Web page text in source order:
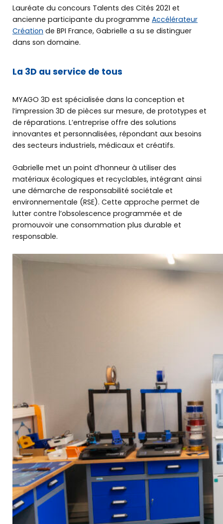
Découvrir
BGE
Créer
Lauréate du concours Talents des Cités 2021 et
ancienne participante du programme Accélérateur
Création de BPI France, Gabrielle a su se distinguer
dans son domaine.
La 3D au service de tous
MYAGO 3D est spécialisée dans la conception et
l’impression 3D de pièces sur mesure, de prototypes et
de réparations. L’entreprise offre des solutions
innovantes et personnalisées, répondant aux besoins
des secteurs industriels, médicaux et créatifs.
Gabrielle met un point d’honneur à utiliser des
matériaux écologiques et recyclables, intégrant ainsi
une démarche de responsabilité sociétale et
environnementale (RSE). Cette approche permet de
lutter contre l’obsolescence programmée et de
promouvoir une consommation plus durable et
responsable.